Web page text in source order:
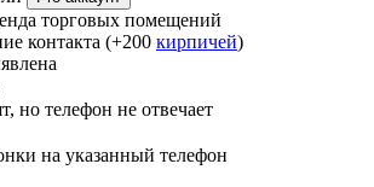
торговых помещений
контакта (+200 кирпичей)
но телефон не отвечает
на указанный телефон